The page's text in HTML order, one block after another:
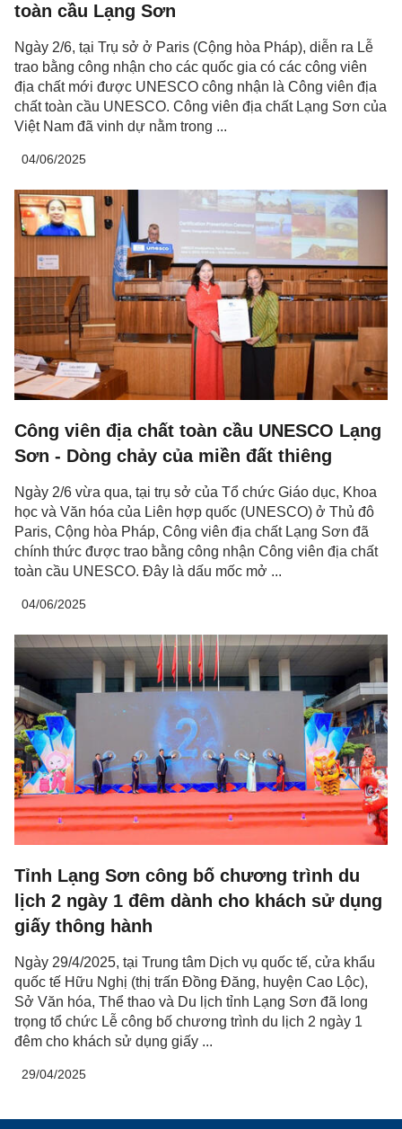
toàn cầu Lạng Sơn
Ngày 2/6, tại Trụ sở ở Paris (Cộng hòa Pháp), diễn ra Lễ
trao bằng công nhận cho các quốc gia có các công viên
địa chất mới được UNESCO công nhận là Công viên địa
chất toàn cầu UNESCO. Công viên địa chất Lạng Sơn của
Việt Nam đã vinh dự nằm trong ...
04/06/2025
Công viên địa chất toàn cầu UNESCO Lạng
Sơn - Dòng chảy của miền đất thiêng
Ngày 2/6 vừa qua, tại trụ sở của Tổ chức Giáo dục, Khoa
học và Văn hóa của Liên hợp quốc (UNESCO) ở Thủ đô
Paris, Cộng hòa Pháp, Công viên địa chất Lạng Sơn đã
chính thức được trao bằng công nhận Công viên địa chất
toàn cầu UNESCO. Đây là dấu mốc mở ...
04/06/2025
Tỉnh Lạng Sơn công bố chương trình du
lịch 2 ngày 1 đêm dành cho khách sử dụng
giấy thông hành
Ngày 29/4/2025, tại Trung tâm Dịch vụ quốc tế, cửa khẩu
quốc tế Hữu Nghị (thị trấn Đồng Đăng, huyện Cao Lộc),
Sở Văn hóa, Thể thao và Du lịch tỉnh Lạng Sơn đã long
trọng tổ chức Lễ công bố chương trình du lịch 2 ngày 1
đêm cho khách sử dụng giấy ...
29/04/2025